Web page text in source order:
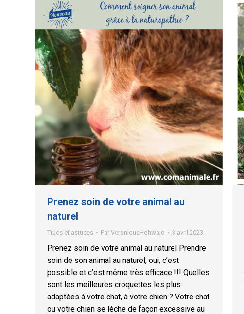
Prenez soin de votre animal au
naturel
Trucs et astuces Par VeroniqueHohwald 3 avril 2023
Prenez soin de votre animal au naturel Prendre
soin de son animal au naturel, oui, c’est
possible et c’est même très efficace !!! Quelles
sont les meilleures croquettes les plus
adaptées à votre chat, à votre chien ? Votre chat
ou votre chien se lèche de façon excessive au